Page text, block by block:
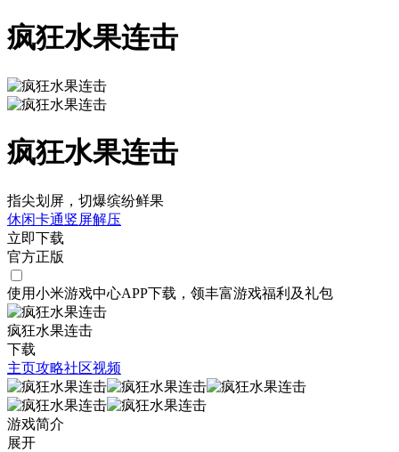
疯狂水果连击
疯狂水果连击
指尖划屏，切爆缤纷鲜果
休闲卡通竖屏解压
立即下载
官方正版
使用小米游戏中心APP下载 ，领丰富游戏福利 及礼包
疯狂水果连击
下载
主页攻略社区视频
游戏简介
展开